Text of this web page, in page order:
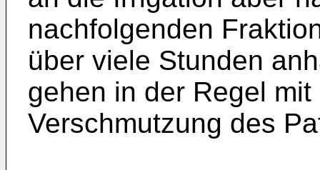
nachfolgenden
über viele Stunden
gehen in der Regel
Verschmutzung des